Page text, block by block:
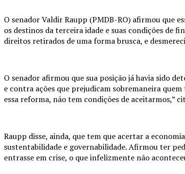
O senador Valdir Raupp (PMDB-RO) afirmou que
os destinos da terceira idade e suas condições de
direitos retirados de uma forma brusca, e
O senador afirmou que sua posição já havia sido
e contra ações que prejudicam sobremaneira
essa reforma, não tem condições de aceitarmos,”
Raupp disse, ainda, que tem que acertar a
sustentabilidade e governabilidade. Afirmou ter
entrasse em crise, o que infelizmente não